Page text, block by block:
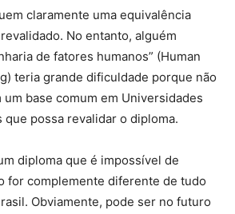
claramente uma equivalência
No entanto, alguém
de fatores humanos” (Human
teria grande dificuldade porque não
base comum em Universidades
possa revalidar o diploma.
diploma que é impossível de
for complemente diferente de tudo
Obviamente, pode ser no futuro